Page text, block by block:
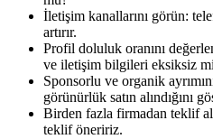
İletişim kanallarını görün:
artırır.
Profil doluluk oranını
ve iletişim bilgileri eksiksiz
Sponsorlu ve organik
görünürlük satın alındığını
Birden fazla firmadan teklif
teklif öneririz.